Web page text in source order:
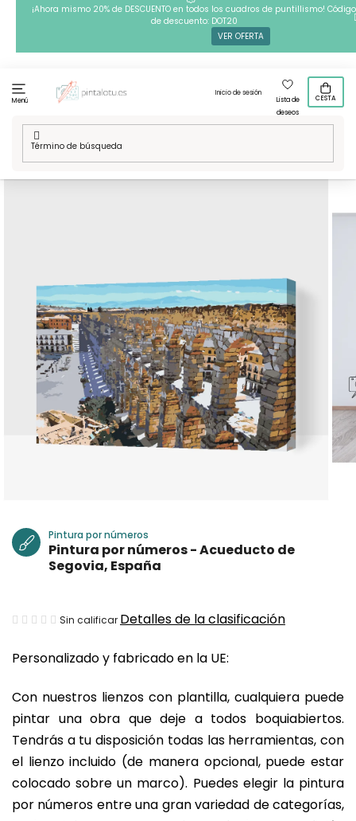
contenido
¡Ahora mismo 20% de DESCUENTO en todos los cuadros de puntillismo! Código
de descuento: DOT20
VER OFERTA
Menú
Inicio de sesión
Lista de
deseos
CESTA
Inicio
/ Vuelta a Espana / Pintura por números - Acueducto
de Segovia, España
Personalizado y fabricado en la UE:
Con nuestros lienzos con plantilla, cualquiera puede
pintar una obra que deje a todos boquiabiertos.
Tendrás a tu disposición todas las herramientas, con
el lienzo incluido (de manera opcional, puede estar
colocado sobre un marco). Puedes elegir la pintura
por números entre una gran variedad de categorías,
Pintura por números
Pintura por números - Acueducto de
Segovia, España
La
media
producto
es
de
0,0
sobre
5
Sin calificar Detalles de la clasificación